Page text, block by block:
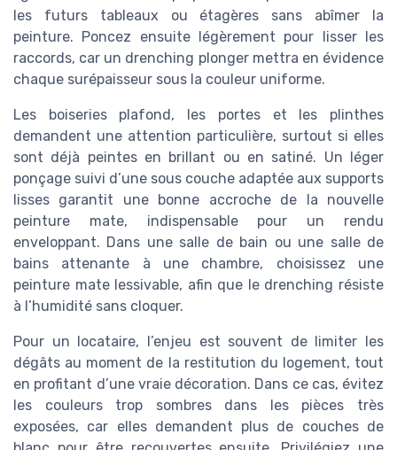
les futurs tableaux ou étagères sans abîmer la
peinture. Poncez ensuite légèrement pour lisser les
raccords, car un drenching plonger mettra en évidence
chaque surépaisseur sous la couleur uniforme.
Les boiseries plafond, les portes et les plinthes
demandent une attention particulière, surtout si elles
sont déjà peintes en brillant ou en satiné. Un léger
ponçage suivi d’une sous couche adaptée aux supports
lisses garantit une bonne accroche de la nouvelle
peinture mate, indispensable pour un rendu
enveloppant. Dans une salle de bain ou une salle de
bains attenante à une chambre, choisissez une
peinture mate lessivable, afin que le drenching résiste
à l’humidité sans cloquer.
Pour un locataire, l’enjeu est souvent de limiter les
dégâts au moment de la restitution du logement, tout
en profitant d’une vraie décoration. Dans ce cas, évitez
les couleurs trop sombres dans les pièces très
exposées, car elles demandent plus de couches de